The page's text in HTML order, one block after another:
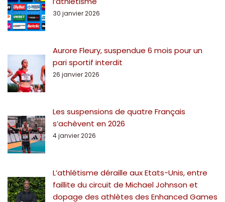
30 janvier 2026
Aurore Fleury, suspendue 6 mois pour un
pari sportif interdit
26 janvier 2026
Les suspensions de quatre Français
s’achèvent en 2026
4 janvier 2026
L’athlétisme déraille aux Etats-Unis, entre
faillite du circuit de Michael Johnson et
dopage des athlètes des Enhanced Games